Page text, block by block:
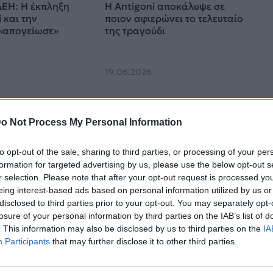
Not Process My Personal Information
opt-out of the sale, sharing to third parties, or processing of your
for targeted advertising by us, please use the below opt-out
selection. Please note that after your opt-out request is processed
interest-based ads based on personal information utilized by us
to third parties prior to your opt-out. You may separately
of your personal information by third parties on the IAB’s list of
This information may also be disclosed by us to third parties on the
Participants that may further disclose it to other third parties.
Η έκπληξη
την
Η Antigoni αποκάλυψε σε
ποιον αφιερώνει το τελευταίο
της τραγούδι
19.06.2026
Awards
πρόβες των
Μουσικά Νέα
Η Antigoni βάζει άρωμα στο
ολοκαίνουργιο single «OUD»